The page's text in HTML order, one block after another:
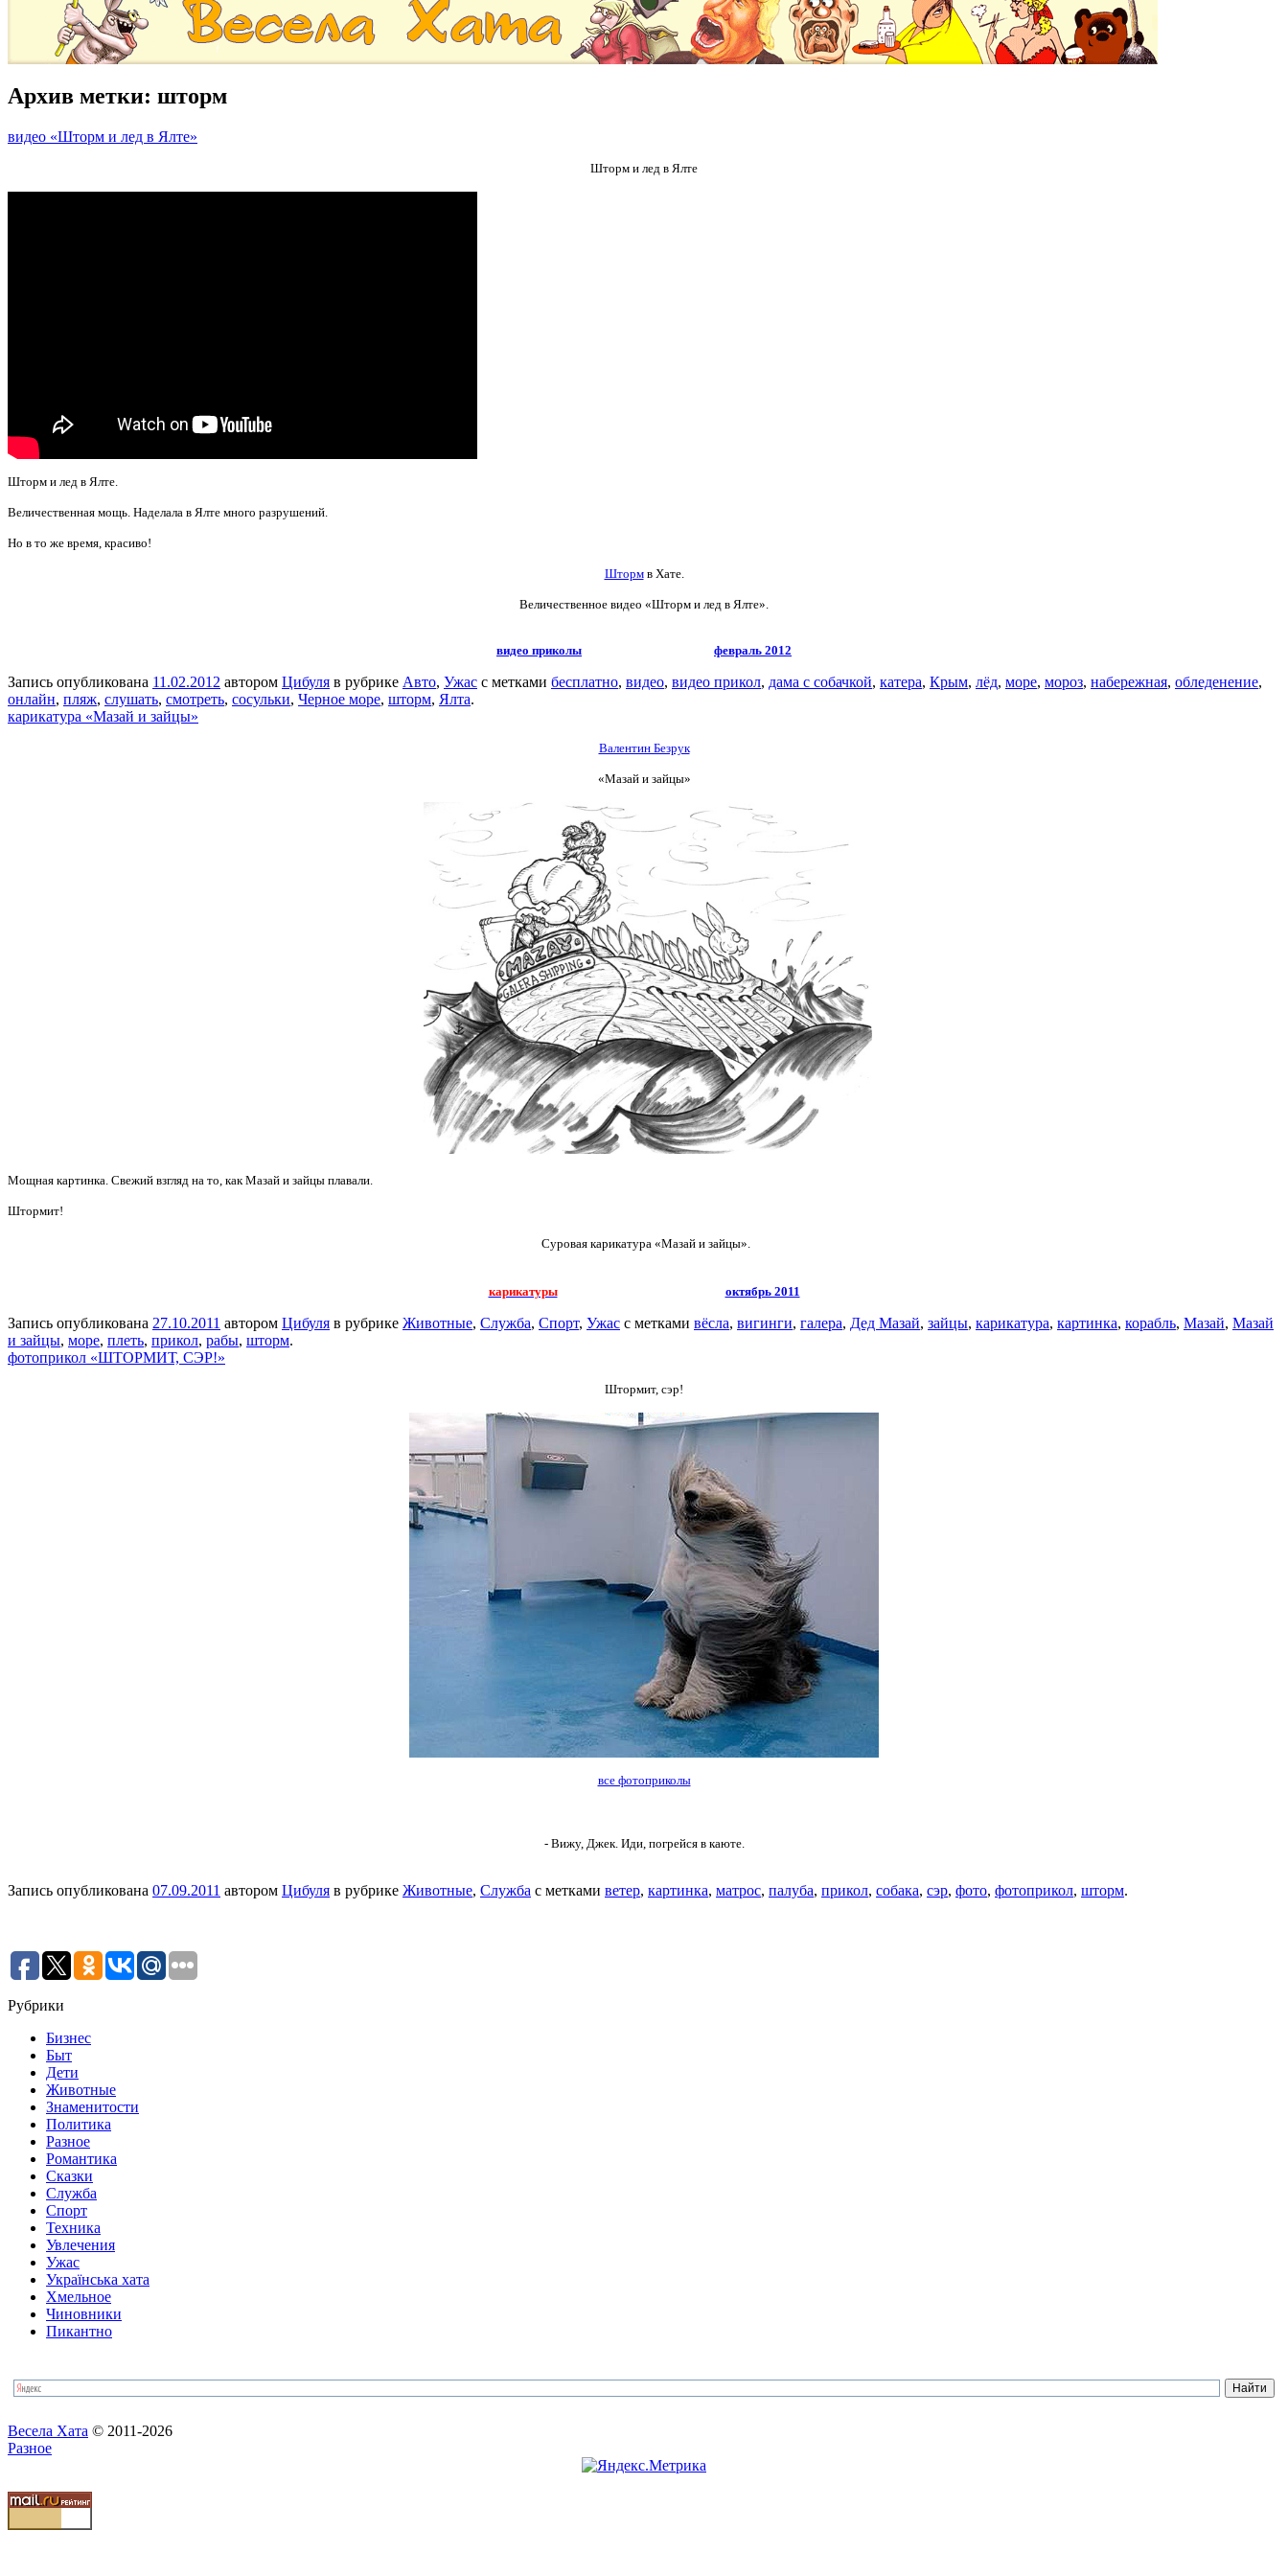
Архив метки: шторм
видео «Шторм и лед в Ялте»
Шторм и лед в Ялте
Шторм и лед в Ялте.
Величественная мощь. Наделала в Ялте много разрушений.
Но в то же время, красиво!
Штормв Хате.
Величественное видео «Шторм и лед в Ялте».
видео приколы февраль 2012
Запись опубликована 11.02.2012 автором Цибуля в рубрике Авто, Ужас с метками бесплатно, видео, видео прикол, дама с собачкой, катера, Крым, лёд, море, мороз, набережная, обледенение,
онлайн, пляж, слушать, смотреть, сосульки, Черное море, шторм, Ялта.
карикатура «Мазай и зайцы»
Валентин Безрук
«Мазай и зайцы»
Мощная картинка. Свежий взгляд на то, как Мазай и зайцы плавали.
Штормит!
Суровая карикатура «Мазай и зайцы».
карикатуры октябрь 2011
Запись опубликована 27.10.2011 автором Цибуля в рубрике Животные, Служба, Спорт, Ужас с метками вёсла, вигинги, галера, Дед Мазай, зайцы, карикатура, картинка, корабль, Мазай, Мазай
и зайцы, море, плеть, прикол, рабы, шторм.
фотоприкол «ШТОРМИТ, СЭР!»
Штормит, сэр!
все фотоприколы
- Вижу, Джек. Иди, погрейся в каюте.
Запись опубликована 07.09.2011 автором Цибуля в рубрике Животные, Служба с метками ветер, картинка, матрос, палуба, прикол, собака, сэр, фото, фотоприкол, шторм.
Рубрики
Бизнес
Быт
Дети
Животные
Знаменитости
Политика
Разное
Романтика
Сказки
Служба
Спорт
Техника
Увлечения
Ужас
Українська хата
Хмельное
Чиновники
Пикантно
Весела Хата © 2011-2026
Разное